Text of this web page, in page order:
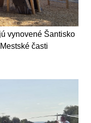
vynovené Šantisko
časti